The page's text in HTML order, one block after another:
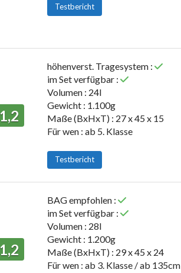
Testbericht
1,2
höhenverst. Tragesystem :
im Set verfügbar :
Volumen : 24l
Gewicht : 1.100g
Maße (BxHxT) : 27 x 45 x 15
Für wen : ab 5. Klasse
Testbericht
1,2
BAG empfohlen :
im Set verfügbar :
Volumen : 28l
Gewicht : 1.200g
Maße (BxHxT) : 29 x 45 x 24
Für wen : ab 3. Klasse / ab 135cm